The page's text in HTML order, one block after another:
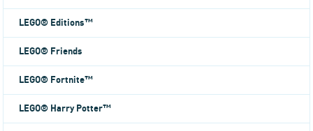
LEGO® Editions™
LEGO® Friends
LEGO® Fortnite™
LEGO® Harry Potter™